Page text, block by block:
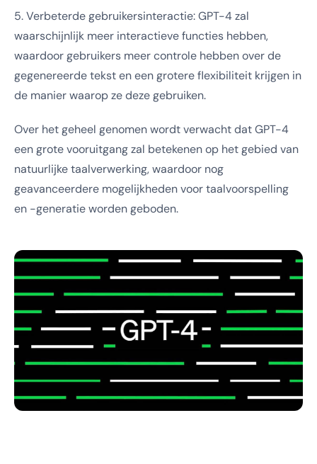
5. Verbeterde gebruikersinteractie: GPT-4 zal
waarschijnlijk meer interactieve functies hebben,
waardoor gebruikers meer controle hebben over de
gegenereerde tekst en een grotere flexibiliteit krijgen in
de manier waarop ze deze gebruiken.
Over het geheel genomen wordt verwacht dat GPT-4
een grote vooruitgang zal betekenen op het gebied van
natuurlijke taalverwerking, waardoor nog
geavanceerdere mogelijkheden voor taalvoorspelling
en -generatie worden geboden.